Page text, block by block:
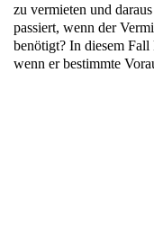
zu vermieten und
passiert, wenn der
benötigt? In diesem
wenn er bestimmte